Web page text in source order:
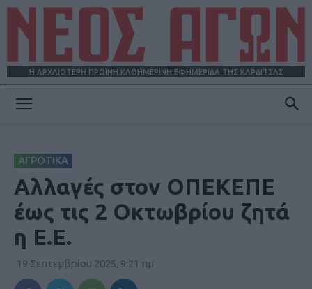
Η ΑΡΧΑΙΟΤΕΡΗ ΠΡΩΪΝΗ ΚΑΘΗΜΕΡΙΝΗ ΕΦΗΜΕΡΙΔΑ ΤΗΣ ΚΑΡΔΙΤΣΑΣ
ΑΓΡΟΤΙΚΑ
Αλλαγές στον ΟΠΕΚΕΠΕ
έως τις 2 Οκτωβρίου ζητά
η Ε.Ε.
19 Σεπτεμβρίου 2025, 9:21 πμ